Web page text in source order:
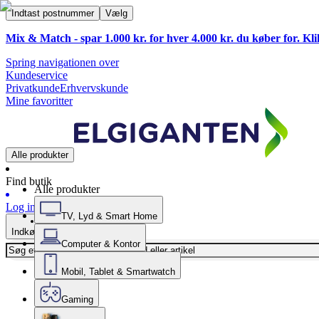
Indtast postnummer Vælg
Mix & Match - spar 1.000 kr. for hver 4.000 kr. du køber for.
Spring navigationen over
Kundeservice
PrivatkundeErhvervskunde
Mine favoritter
Alle produkter
Find butik
Log ind
Indkøbskurv
Alle produkter
TV, Lyd & Smart Home
Computer & Kontor
Mobil, Tablet & Smartwatch
Gaming